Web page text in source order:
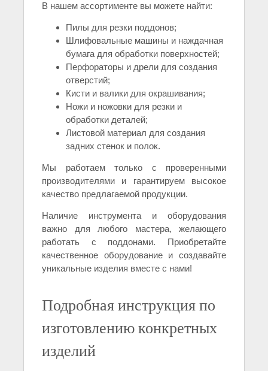
В нашем ассортименте вы можете найти:
Пилы для резки поддонов;
Шлифовальные машины и наждачная
бумага для обработки поверхностей;
Перфораторы и дрели для создания
отверстий;
Кисти и валики для окрашивания;
Ножи и ножовки для резки и
обработки деталей;
Листовой материал для создания
задних стенок и полок.
Мы работаем только с проверенными
производителями и гарантируем высокое
качество предлагаемой продукции.
Наличие инструмента и оборудования
важно для любого мастера, желающего
работать с поддонами. Приобретайте
качественное оборудование и создавайте
уникальные изделия вместе с нами!
Подробная инструкция по
изготовлению конкретных
изделий